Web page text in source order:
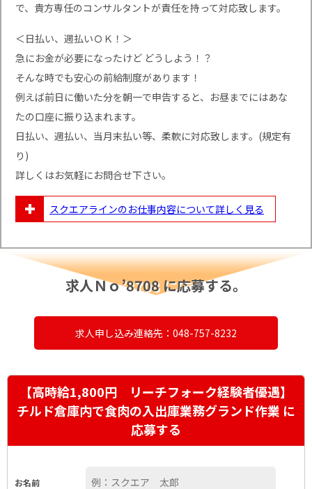
で、貴方専任のコンサルタントが責任を持って対応致します。
＜日払い、週払いＯＫ！＞
急にお金が必要になったけど どうしよう！？
そんな時でも安心の前給制度があります！
例えば前日に働いた分を朝一で申告すると、お昼までにはあな
たの口座に振り込まれます。
日払い、週払い、当月末払い等、柔軟に対応致します。(規定有
り)
詳しくはお気軽にお問合せ下さい。
スクエアラインのお仕事内容について詳しく見る
求人Ｎｏ’8708 に応募する。
求人申し込み連絡先：048-757-8232
【高時給1,800円 リーチフォーク経験者優遇】
チルド倉庫内で食肉の入出庫業務グランド作業 に
応募する
お名前